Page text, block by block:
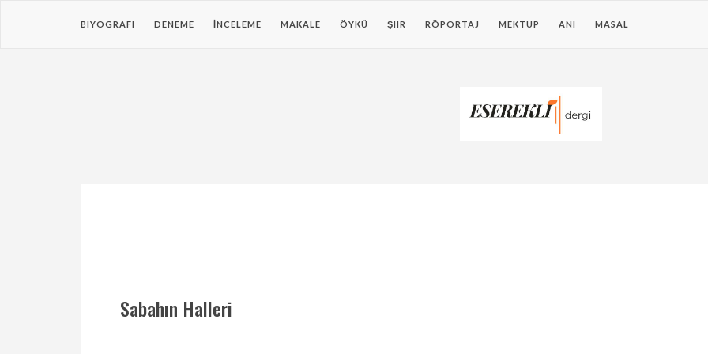
BIYOGRAFI DENEME İNCELEME MAKALE ÖYKÜ ŞIIR RÖPORTAJ MEKTUP ANI MASAL
Sabahın Halleri